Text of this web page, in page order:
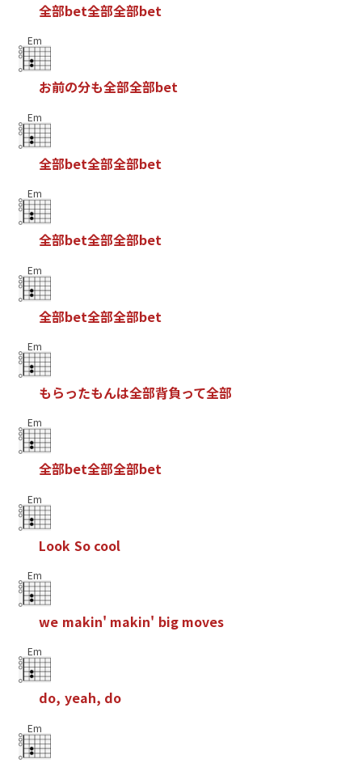
全部bet全部全部bet
Em
お前の分も全部全部bet
Em
全部bet全部全部bet
Em
全部bet全部全部bet
Em
全部bet全部全部bet
Em
もらったもんは全部背負って全部
Em
全部bet全部全部bet
Em
Look So cool
Em
we makin' makin' big moves
Em
do, yeah, do
Em